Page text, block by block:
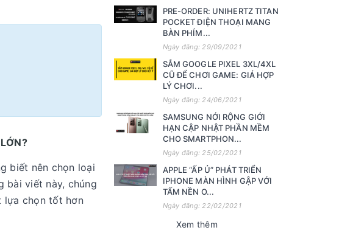
biết nên chọn loại
bài viết này, chúng
lựa chọn tốt hơn
PRE-ORDER: UNIHERTZ TITAN
POCKET ĐIỆN THOẠI MANG
BÀN PHÍM...
Ngày đăng: 29/09/2021
SẮM GOOGLE PIXEL 3XL/4XL
CŨ ĐỂ CHƠI GAME: GIÁ HỢP
LÝ CHƠI...
Ngày đăng: 24/06/2021
SAMSUNG NỚI RỘNG GIỚI
HẠN CẬP NHẬT PHẦN MỀM
CHO SMARTPHON...
Ngày đăng: 25/02/2021
APPLE “ẤP Ủ” PHÁT TRIỂN
IPHONE MÀN HÌNH GẬP VỚI
TẤM NỀN O...
Ngày đăng: 22/02/2021
Xem thêm